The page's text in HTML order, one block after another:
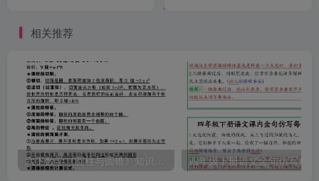
相关推荐